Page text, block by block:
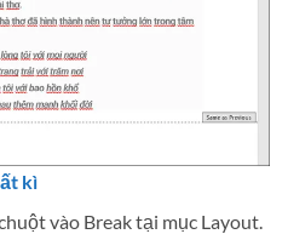
kì
vào Break tại mục Layout.